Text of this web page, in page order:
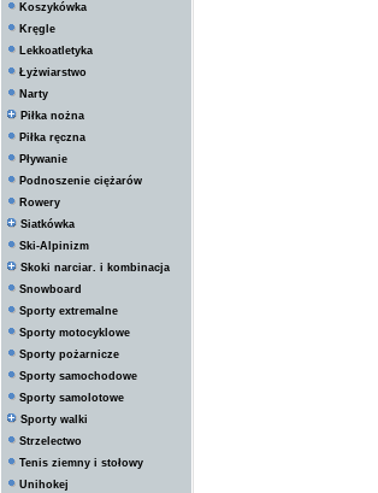
Koszykówka
Kręgle
Lekkoatletyka
Łyżwiarstwo
Narty
Piłka nożna
Piłka ręczna
Pływanie
Podnoszenie ciężarów
Rowery
Siatkówka
Ski-Alpinizm
Skoki narciar. i kombinacja
Snowboard
Sporty extremalne
Sporty motocyklowe
Sporty pożarnicze
Sporty samochodowe
Sporty samolotowe
Sporty walki
Strzelectwo
Tenis ziemny i stołowy
Unihokej